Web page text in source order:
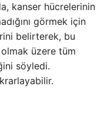
kanser hücrelerinin
görmek için
belirterek, bu
üzere tüm
söyledi.